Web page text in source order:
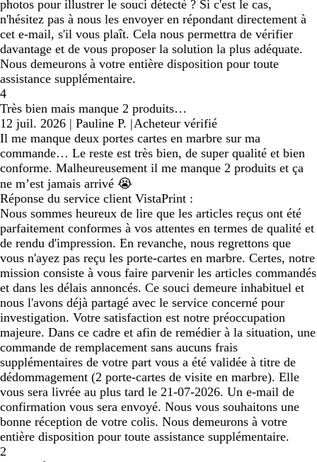
photos pour illustrer le souci détecté ? Si c'est le cas,
n'hésitez pas à nous les envoyer en répondant directement à
cet e-mail, s'il vous plaît. Cela nous permettra de vérifier
davantage et de vous proposer la solution la plus adéquate.
Nous demeurons à votre entière disposition pour toute
assistance supplémentaire.
4
Très bien mais manque 2 produits…
12 juil. 2026 | Pauline P. |Acheteur vérifié
Il me manque deux portes cartes en marbre sur ma
commande… Le reste est très bien, de super qualité et bien
conforme. Malheureusement il me manque 2 produits et ça
ne m’est jamais arrivé 😭
Réponse du service client VistaPrint :
Nous sommes heureux de lire que les articles reçus ont été
parfaitement conformes à vos attentes en termes de qualité et
de rendu d'impression. En revanche, nous regrettons que
vous n'ayez pas reçu les porte-cartes en marbre. Certes, notre
mission consiste à vous faire parvenir les articles commandés
et dans les délais annoncés. Ce souci demeure inhabituel et
nous l'avons déjà partagé avec le service concerné pour
investigation. Votre satisfaction est notre préoccupation
majeure. Dans ce cadre et afin de remédier à la situation, une
commande de remplacement sans aucuns frais
supplémentaires de votre part vous a été validée à titre de
dédommagement (2 porte-cartes de visite en marbre). Elle
vous sera livrée au plus tard le 21-07-2026. Un e-mail de
confirmation vous sera envoyé. Nous vous souhaitons une
bonne réception de votre colis. Nous demeurons à votre
entière disposition pour toute assistance supplémentaire.
2